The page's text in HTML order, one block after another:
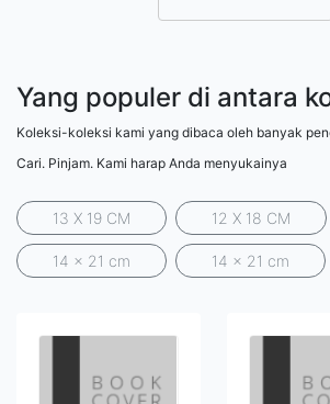
Yang populer di antara
Koleksi-koleksi kami yang dibaca oleh banyak
Cari. Pinjam. Kami harap Anda menyukainya
13 X 19 CM 12 X 18 CM
14 x 21 cm 14 x 21 cm